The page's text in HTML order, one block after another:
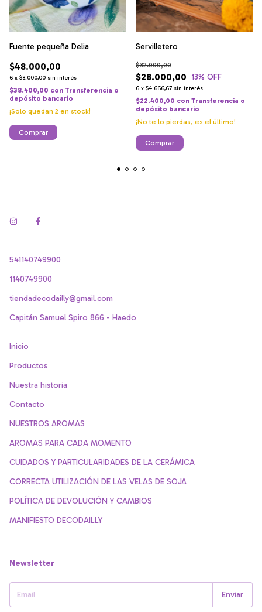
Fuente pequeña Delia
$48.000,00
6 x $8.000,00 sin interés
$38.400,00 con Transferencia o
depósito bancario
¡Solo quedan 2 en stock!
Comprar
Servilletero
$28.000,00
$32.000,00
13% OFF
6 x $4.666,67 sin interés
$22.400,00 con Transferencia o
depósito bancario
¡No te lo pierdas, es el último!
541140749900
1140749900
tiendadecodailly@gmail.com
Capitán Samuel Spiro 866 - Haedo
Inicio
Productos
Nuestra historia
Contacto
NUESTROS AROMAS
AROMAS PARA CADA MOMENTO
CUIDADOS Y PARTICULARIDADES DE LA CERÁMICA
CORRECTA UTILIZACIÓN DE LAS VELAS DE SOJA
POLÍTICA DE DEVOLUCIÓN Y CAMBIOS
MANIFIESTO DECODAILLY
Newsletter